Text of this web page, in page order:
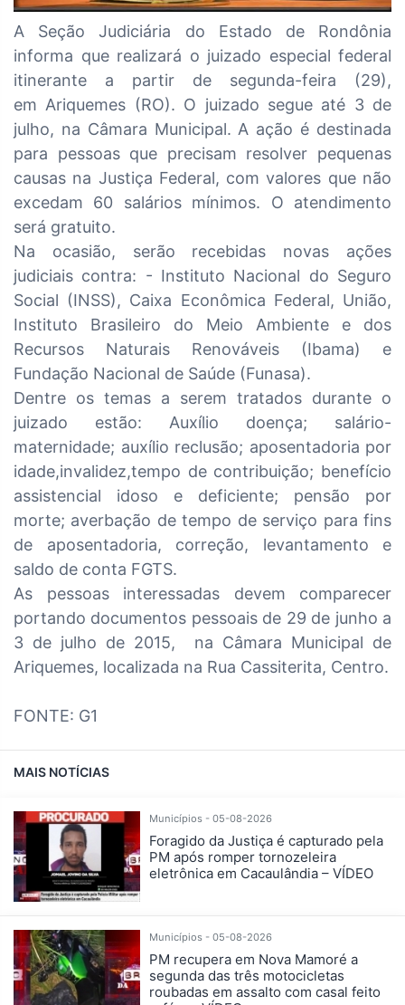
A Seção Judiciária do Estado de Rondônia
informa que realizará o juizado especial federal
itinerante a partir de segunda-feira (29),
em Ariquemes (RO). O juizado segue até 3 de
julho, na Câmara Municipal. A ação é destinada
para pessoas que precisam resolver pequenas
causas na Justiça Federal, com valores que não
excedam 60 salários mínimos. O atendimento
será gratuito.
Na ocasião, serão recebidas novas ações
judiciais contra: - Instituto Nacional do Seguro
Social (INSS), Caixa Econômica Federal, União,
Instituto Brasileiro do Meio Ambiente e dos
Recursos Naturais Renováveis (Ibama) e
Fundação Nacional de Saúde (Funasa).
Dentre os temas a serem tratados durante o
juizado estão: Auxílio doença; salário-
maternidade; auxílio reclusão; aposentadoria por
idade,invalidez,tempo de contribuição; benefício
assistencial idoso e deficiente; pensão por
morte; averbação de tempo de serviço para fins
de aposentadoria, correção, levantamento e
saldo de conta FGTS.
As pessoas interessadas devem comparecer
portando documentos pessoais de 29 de junho a
3 de julho de 2015, na Câmara Municipal de
Ariquemes, localizada na Rua Cassiterita, Centro.
FONTE: G1
MAIS NOTÍCIAS
Municípios - 05-08-2026
Foragido da Justiça é capturado pela
PM após romper tornozeleira
eletrônica em Cacaulândia – VÍDEO
Municípios - 05-08-2026
PM recupera em Nova Mamoré a
segunda das três motocicletas
roubadas em assalto com casal feito